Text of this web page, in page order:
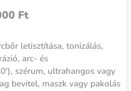
Ft
letisztítása, tonizálás,
arc- és
szérum, ultrahangos vagy
bevitel, maszk vagy pakolás